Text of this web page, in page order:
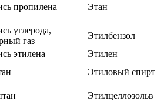
пропилена Этан
углерода,
газ
Этилбензол
этилена
Этилен
Этиловый спирт
Этилцеллозольв